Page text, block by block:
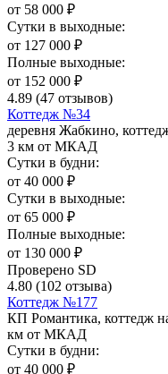
от 58 000 ₽
Сутки в выходные:
от 127 000 ₽
Полные выходные:
от 152 000 ₽
4.89 (47 отзывов)
Коттедж №34
деревня Жабкино,
3 км от МКАД
Сутки в будни:
от 40 000 ₽
Сутки в выходные:
от 65 000 ₽
Полные выходные:
от 130 000 ₽
Проверено SD
4.80 (102 отзыва)
Коттедж №177
КП Романтика, коттедж
км от МКАД
Сутки в будни:
от 40 000 ₽